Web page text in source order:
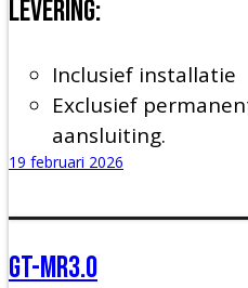
Levering:
Inclusief installatie
Exclusief
aansluiting.
19 februari 2026
GT-MR3.0